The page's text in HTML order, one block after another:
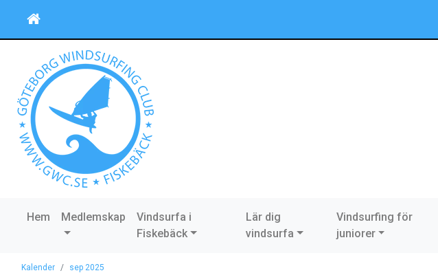
Hem Medlemskap
Vindsurfa i
Fiskebäck
Lär dig
vindsurfa
Vindsurfing för
juniorer
Kalender sep 2025